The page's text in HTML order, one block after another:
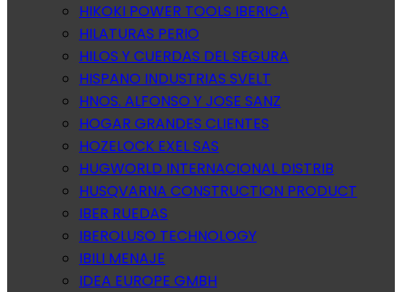
HIKOKI POWER TOOLS IBERICA
HILATURAS PERIO
HILOS Y CUERDAS DEL SEGURA
HISPANO INDUSTRIAS SVELT
HNOS. ALFONSO Y JOSE SANZ
HOGAR GRANDES CLIENTES
HOZELOCK EXEL SAS
HUGWORLD INTERNACIONAL DISTRIB
HUSQVARNA CONSTRUCTION PRODUCT
IBER RUEDAS
IBEROLUSO TECHNOLOGY
IBILI MENAJE
IDEA EUROPE GMBH